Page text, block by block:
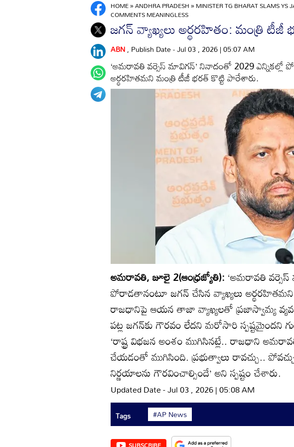
HOME»ANDHRA PRADESH»MINISTER TG BHARAT SLAMS YS
COMMENTS MEANINGLESS
జగన్‌ వ్యాఖ్యలు అర్థరహితం: మంత్రి టీజీ
ABN, Publish Date - Jul 03 , 2026 | 05:07 AM
‘అమరావతి వర్సెస్‌ మావిగన్‌’ నినాదంతో 2029 ఎన్నికల్లో
అర్థరహితమని మంత్రి టీజీ భరత్‌ కొట్టి పారేశారు.
అమరావతి, జూలై 2(ఆంధ్రజ్యోతి): ‘అమరావతి
పోరాడతానంటూ జగన్‌ చేసిన వ్యాఖ్యలు
రాజధానిపై ఆయన తాజా వ్యాఖ్యలతో ప్రజాస్వామ్య
పట్ల జగన్‌కు గౌరవం లేదని మరోసారి స్పష్టమైందని
‘రాష్ట్ర విభజన అంశం ముగిసినట్లే.. రాజధాని
చేయడంతో ముగిసింది. ప్రభుత్వాలు రావచ్చు..
నిర్ణయాలను గౌరవించాల్సిందే’ అని స్పష్టం చేశారు.
Updated Date - Jul 03 , 2026 | 05:08 AM
Tags #AP News